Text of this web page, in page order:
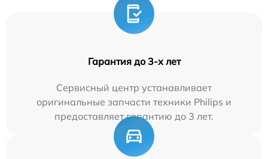
Гарантия до 3-х лет
Сервисный центр устанавливает
оригинальные запчасти техники Philips и
предоставляет гарантию до 3 лет.